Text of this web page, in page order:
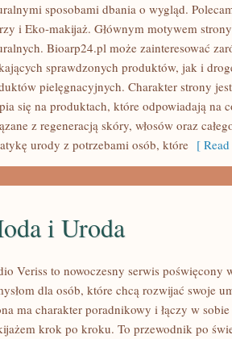
sposobami dbania o wygląd.
i Eko-makijaż. Głównym motywem
Bioarp24.pl może zainteresować
sprawdzonych produktów, jak i
pielęgnacyjnych. Charakter strony
się na produktach, które odpowiadają na
z regeneracją skóry, włosów oraz
urody z potrzebami osób, które [
i Uroda
Veriss to nowoczesny serwis poświęcony
dla osób, które chcą rozwijać swoje
ma charakter poradnikowy i łączy w
krok po kroku. To przewodnik po